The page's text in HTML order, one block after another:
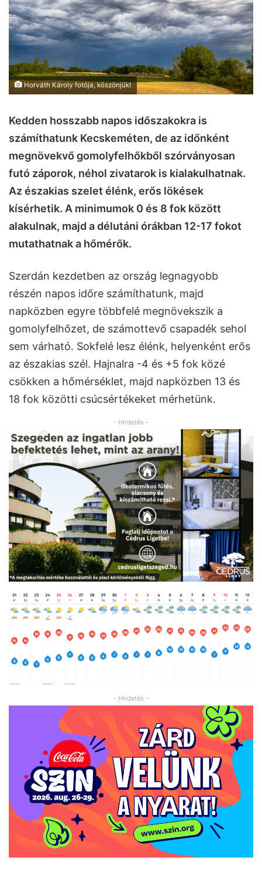
Horváth Károly fotója, köszönjük!
Kedden hosszabb napos időszakokra is
számíthatunk Kecskeméten, de az időnként
megnövekvő gomolyfelhőkből szórványosan
futó záporok, néhol zivatarok is kialakulhatnak.
Az északias szelet élénk, erős lökések
kísérhetik. A minimumok 0 és 8 fok között
alakulnak, majd a délutáni órákban 12-17 fokot
mutathatnak a hőmérők.
Szerdán kezdetben az ország legnagyobb
részén napos időre számíthatunk, majd
napközben egyre többfelé megnövekszik a
gomolyfelhőzet, de számottevő csapadék sehol
sem várható. Sokfelé lesz élénk, helyenként erős
az északias szél. Hajnalra -4 és +5 fok közé
csökken a hőmérséklet, majd napközben 13 és
18 fok közötti csúcsértékeket mérhetünk.
- Hirdetés -
- Hirdetés -